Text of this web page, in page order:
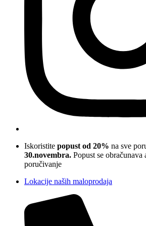
Iskoristite popust od 20% na sve
30.novembra. Popust se obračunava
poručivanje
Lokacije naših maloprodaja